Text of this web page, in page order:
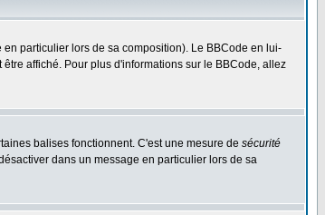
particulier lors de sa composition). Le BBCode en lui-
affiché. Pour plus d'informations sur le BBCode, allez
balises fonctionnent. C'est une mesure de sécurité
dans un message en particulier lors de sa